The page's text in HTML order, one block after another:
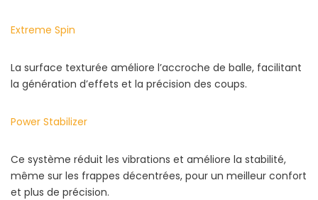
Extreme Spin
La surface texturée améliore l’accroche de balle, facilitant
la génération d’effets et la précision des coups.
Power Stabilizer
Ce système réduit les vibrations et améliore la stabilité,
même sur les frappes décentrées, pour un meilleur confort
et plus de précision.